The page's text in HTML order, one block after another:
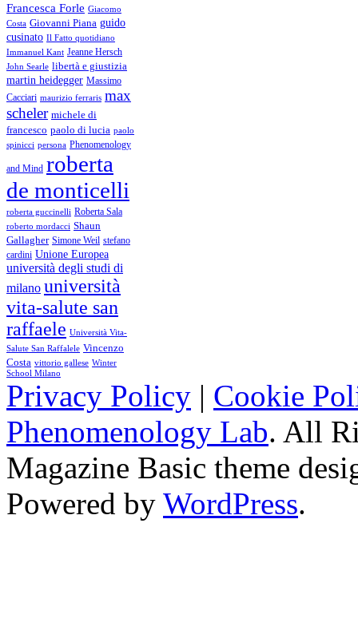
Francesca Forle Giacomo
Costa Giovanni Piana guido
cusinato Il Fatto quotidiano
Immanuel Kant Jeanne Hersch
John Searle libertà e giustizia
martin heidegger Massimo
Cacciari maurizio ferraris max
scheler michele di
francesco paolo di lucia paolo
spinicci persona Phenomenology
and Mind roberta
de monticelli
roberta guccinelli Roberta Sala
roberto mordacci Shaun
Gallagher Simone Weil stefano
cardini Unione Europea
università degli studi di
milano università
vita-salute san
raffaele Università Vita-
Salute San Raffalele Vincenzo
Costa vittorio gallese Winter
School Milano
Privacy Policy | Cookie
Phenomenology Lab. All
Magazine Basic theme
Powered by WordPress.